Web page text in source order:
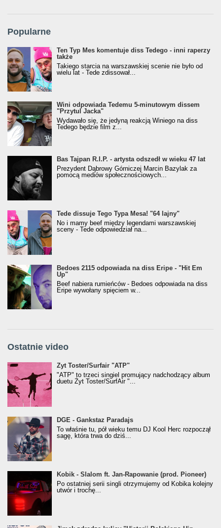
Popularne
Ten Typ Mes komentuje diss Tedego - inni raperzy
także
Takiego starcia na warszawskiej scenie nie było od
wielu lat - Tede zdissował...
Wini odpowiada Tedemu 5-minutowym dissem
"Przytul Jacka"
Wydawało się, że jedyną reakcją Winiego na diss
Tedego będzie film z...
Bas Tajpan R.I.P. - artysta odszedł w wieku 47 lat
Prezydent Dąbrowy Górniczej Marcin Bazylak za
pomocą mediów społecznościowych...
Tede dissuje Tego Typa Mesa! "64 lajny"
No i mamy beef między legendami warszawskiej
sceny - Tede odpowiedział na...
Bedoes 2115 odpowiada na diss Eripe - "Hit Em
Up"
Beef nabiera rumieńców - Bedoes odpowiada na diss
Eripe wywołany spięciem w...
Ostatnie video
Żyt Toster/SurfAir - ATP VIDEO
Żyt Toster/Surfair "ATP"
"ATP" to trzeci singiel promujący nadchodzący album
duetu Żyt Toster/SurfAir "...
donGURALesko z nagrodą za
Klasyczny/Trueschoolowy Album Roku
(Popkillery 2023)
DGE - Gankstaz Paradajs
To właśnie tu, pół wieku temu DJ Kool Herc rozpoczął
sagę, która trwa do dziś...
Kobik - Slalom ft. Jan-Rapowanie (prod. Pioneer)
[Official Music Visualiser]
Kobik - Slalom ft. Jan-Rapowanie (prod. Pioneer)
Po ostatniej serii singli otrzymujemy od Kobika kolejny
utwór i trochę...